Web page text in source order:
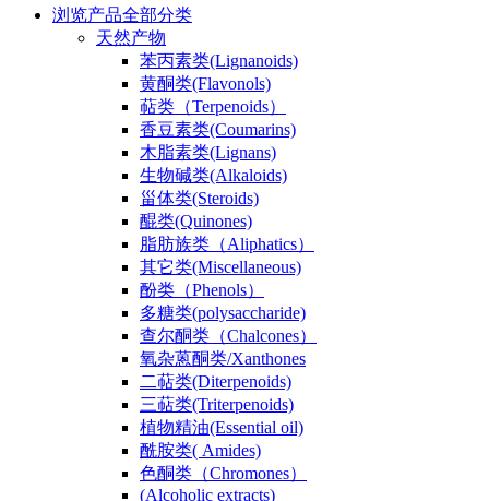
浏览产品全部分类
天然产物
苯丙素类(Lignanoids)
黄酮类(Flavonols)
萜类（Terpenoids）
香豆素类(Coumarins)
木脂素类(Lignans)
生物碱类(Alkaloids)
甾体类(Steroids)
醌类(Quinones)
脂肪族类（Aliphatics）
其它类(Miscellaneous)
酚类（Phenols）
多糖类(polysaccharide)
查尔酮类（Chalcones）
氧杂蒽酮类/Xanthones
二萜类(Diterpenoids)
三萜类(Triterpenoids)
植物精油(Essential oil)
酰胺类( Amides)
色酮类（Chromones）
(Alcoholic extracts)